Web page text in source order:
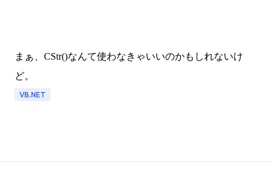
まぁ、CStr()なんて使わなきゃいいのかもしれないけ
ど。
VB.NET